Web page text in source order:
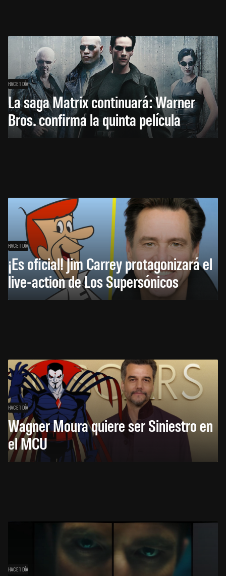
HACE 1 DÍA
La saga Matrix continuará: Warner
Bros. confirma la quinta película
HACE 1 DÍA
¡Es oficial! Jim Carrey protagonizará el
live-action de Los Supersónicos
HACE 1 DÍA
Wagner Moura quiere ser Siniestro en
el MCU
HACE 1 DÍA